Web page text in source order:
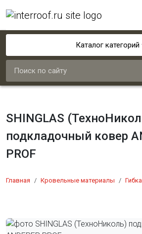
Каталог категорий
SHINGLAS
подкладочный ковер
PROF
Главная Кровельные материалы